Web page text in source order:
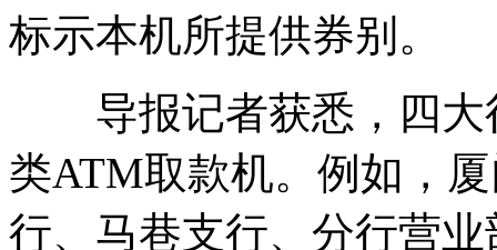
标示本机所提供券别。
导报记者获悉，四大
类ATM取款机。例如，
行、马巷支行、分行营